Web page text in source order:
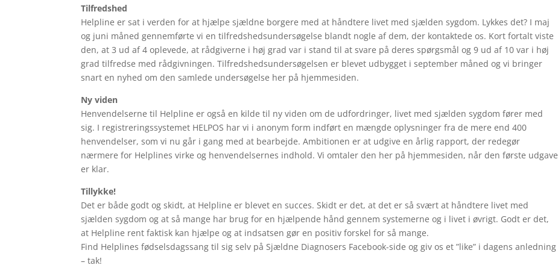
Tilfredshed
Helpline er sat i verden for at hjælpe sjældne borgere med at håndtere livet med sjælden sygdom. Lykkes det? I maj
og juni måned gennemførte vi en tilfredshedsundersøgelse blandt nogle af dem, der kontaktede os. Kort fortalt viste
den, at 3 ud af 4 oplevede, at rådgiverne i høj grad var i stand til at svare på deres spørgsmål og 9 ud af 10 var i høj
grad tilfredse med rådgivningen. Tilfredshedsundersøgelsen er blevet udbygget i september måned og vi bringer
snart en nyhed om den samlede undersøgelse her på hjemmesiden.
Ny viden
Henvendelserne til Helpline er også en kilde til ny viden om de udfordringer, livet med sjælden sygdom fører med
sig. I registreringssystemet HELPOS har vi i anonym form indført en mængde oplysninger fra de mere end 400
henvendelser, som vi nu går i gang med at bearbejde. Ambitionen er at udgive en årlig rapport, der redegør
nærmere for Helplines virke og henvendelsernes indhold. Vi omtaler den her på hjemmesiden, når den første udgave
er klar.
Tillykke!
Det er både godt og skidt, at Helpline er blevet en succes. Skidt er det, at det er så svært at håndtere livet med
sjælden sygdom og at så mange har brug for en hjælpende hånd gennem systemerne og i livet i øvrigt. Godt er det,
at Helpline rent faktisk kan hjælpe og at indsatsen gør en positiv forskel for så mange.
Find Helplines fødselsdagssang til sig selv på Sjældne Diagnosers Facebook-side og giv os et ”like” i dagens anledning
– tak!